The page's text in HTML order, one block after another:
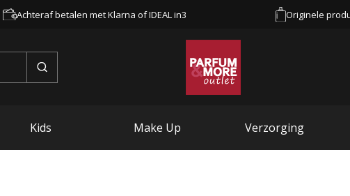
Achteraf betalen met Klarna of IDEAL in3 Originele
Kids Make Up Verzorging